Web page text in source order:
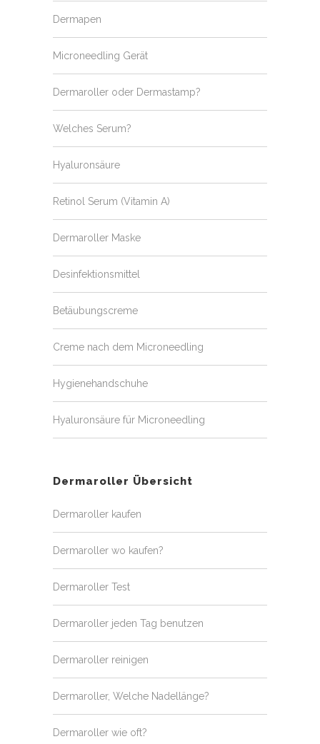
Dermapen
Microneedling Gerät
Dermaroller oder Dermastamp?
Welches Serum?
Hyaluronsäure
Retinol Serum (Vitamin A)
Dermaroller Maske
Desinfektionsmittel
Betäubungscreme
Creme nach dem Microneedling
Hygienehandschuhe
Hyaluronsäure für Microneedling
Dermaroller Übersicht
Dermaroller kaufen
Dermaroller wo kaufen?
Dermaroller Test
Dermaroller jeden Tag benutzen
Dermaroller reinigen
Dermaroller, Welche Nadellänge?
Dermaroller wie oft?